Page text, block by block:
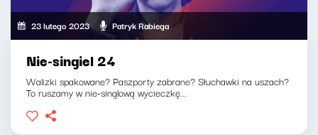
23 lutego 2023 Patryk Rabiega
Nie-singiel 24
Walizki spakowane? Paszporty zabrane? Słuchawki na uszach?
To ruszamy w nie-singlową wycieczkę...